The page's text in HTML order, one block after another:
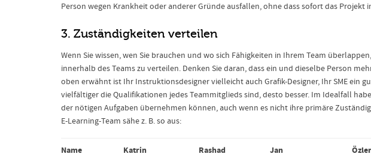
Person wegen Krankheit oder anderer Gründe ausfallen, ohne dass sofort das Projekt
3. Zuständigkeiten verteilen
Wenn Sie wissen, wen Sie brauchen und wo sich Fähigkeiten in Ihrem Team
innerhalb des Teams zu verteilen. Denken Sie daran, dass ein und dieselbe Person
oben erwähnt ist Ihr Instruktionsdesigner vielleicht auch Grafik-Designer, Ihr SME ein
vielfältiger die Qualifikationen jedes Teammitglieds sind, desto besser. Im Idealfall
der nötigen Aufgaben übernehmen können, auch wenn es nicht ihre primäre
E-Learning-Team sähe z. B. so aus:
Name Katrin Rashad Jan